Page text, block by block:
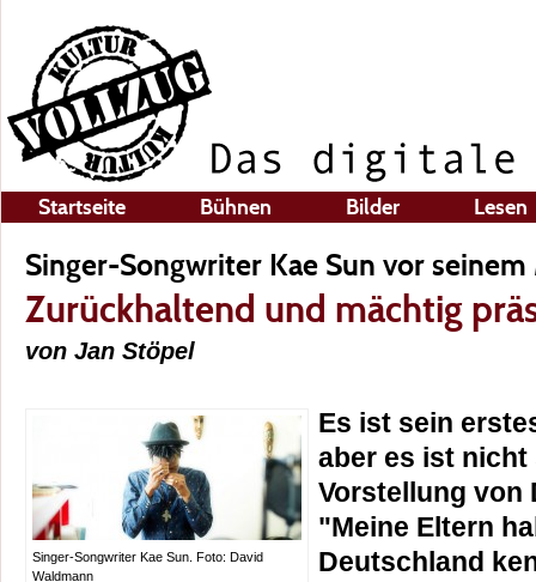
Startseite Bühnen Bilder Lesen
Singer-Songwriter Kae Sun vor
Zurückhaltend und mächtig
von Jan Stöpel
Singer-Songwriter Kae Sun. Foto: David
Waldmann
Es ist sein
aber es ist nicht
Vorstellung von
"Meine Eltern
Deutschland